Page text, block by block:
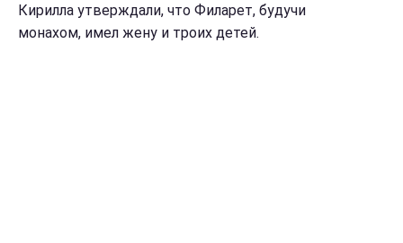
Кирилла утверждали, что Филарет, будучи
монахом, имел жену и троих детей.